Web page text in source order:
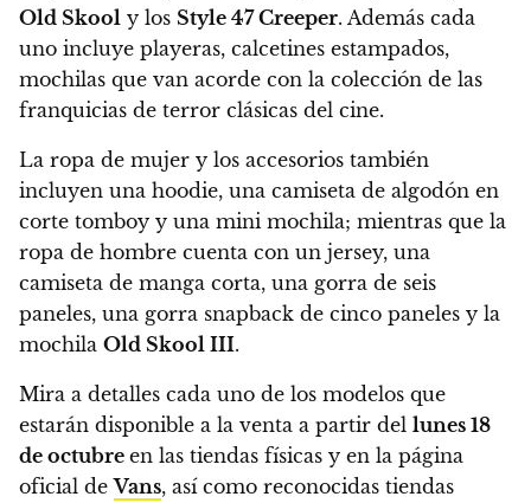
Old Skool y los Style 47 Creeper. Además cada
uno incluye playeras, calcetines estampados,
mochilas que van acorde con la colección de las
franquicias de terror clásicas del cine.
La ropa de mujer y los accesorios también
incluyen una hoodie, una camiseta de algodón en
corte tomboy y una mini mochila; mientras que la
ropa de hombre cuenta con un jersey, una
camiseta de manga corta, una gorra de seis
paneles, una gorra snapback de cinco paneles y la
mochila Old Skool III.
Mira a detalles cada uno de los modelos que
estarán disponible a la venta a partir del lunes 18
de octubre en las tiendas físicas y en la página
oficial deVans, así como reconocidas tiendas